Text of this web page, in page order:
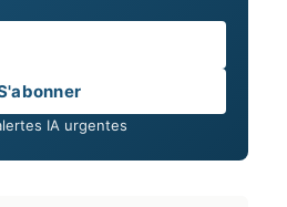
IA urgentes